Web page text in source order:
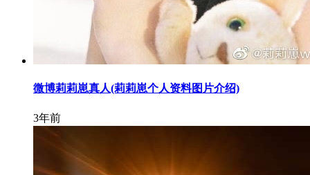
微博莉莉崽真人(莉莉崽个人资料图片介绍)
3年前